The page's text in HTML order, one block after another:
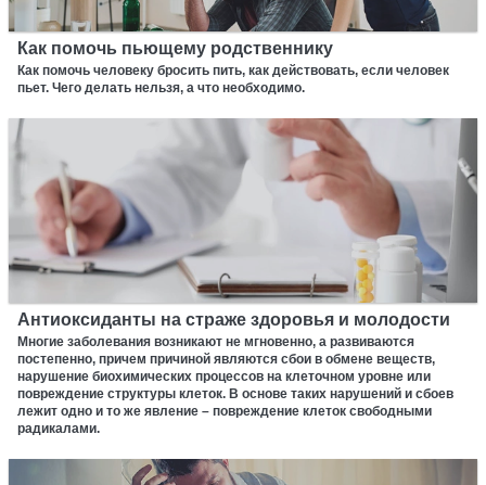
Как помочь пьющему родственнику
Как помочь человеку бросить пить, как действовать, если человек
пьет. Чего делать нельзя, а что необходимо.
Антиоксиданты на страже здоровья и молодости
Многие заболевания возникают не мгновенно, а развиваются
постепенно, причем причиной являются сбои в обмене веществ,
нарушение биохимических процессов на клеточном уровне или
повреждение структуры клеток. В основе таких нарушений и сбоев
лежит одно и то же явление – повреждение клеток свободными
радикалами.